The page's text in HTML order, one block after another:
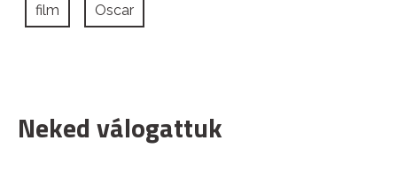
film Oscar
Neked válogattuk